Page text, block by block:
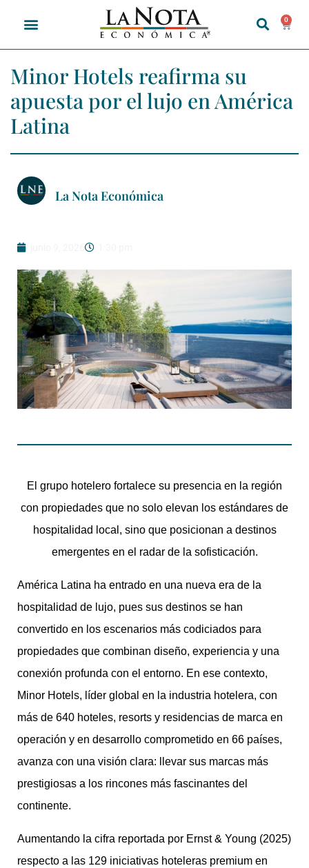
0
Minor Hotels reafirma su
apuesta por el lujo en América
Latina
La Nota Económica
El grupo hotelero fortalece su presencia en la región
con propiedades que no solo elevan los estándares de
hospitalidad local, sino que posicionan a destinos
emergentes en el radar de la sofisticación.
América Latina ha entrado en una nueva era de la
hospitalidad de lujo, pues sus destinos se han
convertido en los escenarios más codiciados para
propiedades que combinan diseño, experiencia y una
conexión profunda con el entorno. En ese contexto,
Minor Hotels, líder global en la industria hotelera, con
más de 640 hoteles, resorts y residencias de marca en
operación y en desarrollo comprometido en 66 países,
avanza con una visión clara: llevar sus marcas más
prestigiosas a los rincones más fascinantes del
continente.
Aumentando la cifra reportada por Ernst & Young (2025)
respecto a las 129 iniciativas hoteleras premium en